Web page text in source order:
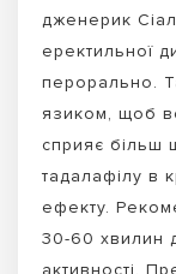
дженерик
еректильної
перорально.
язиком, щоб
сприяє більш
тадалафілу в
ефекту.
30-60 хвилин
активності.